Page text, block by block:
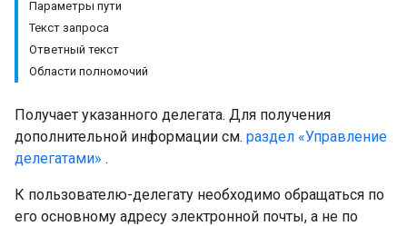
Параметры пути
Текст запроса
Ответный текст
Области полномочий
Получает указанного делегата. Для получения
дополнительной информации см. раздел «Управление
делегатами» .
К пользователю-делегату необходимо обращаться по
его основному адресу электронной почты, а не по